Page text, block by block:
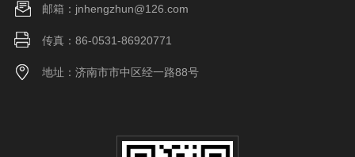
邮箱：jnhengzhun@126.com
传真：86-0531-86920771
地址：济南市市中区经一路88号